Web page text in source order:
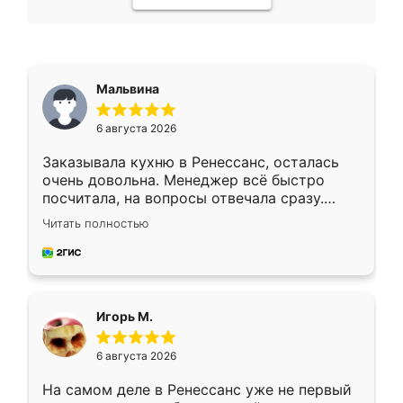
Мальвина
6 августа 2026
Заказывала кухню в Ренессанс, осталась
очень довольна. Менеджер всё быстро
посчитала, на вопросы отвечала сразу.
Замерщик приехал в субботу, подошёл к
делу со всей ответственностью. Собрали
за день, ребята работали аккуратно, даже
Читать полностью
Игорь М.
6 августа 2026
На самом деле в Ренессанс уже не первый